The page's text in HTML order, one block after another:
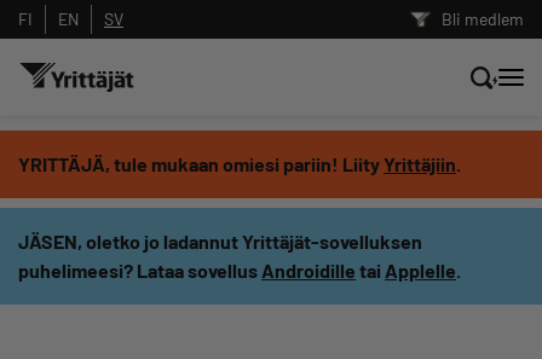
Bli medlem
FI EN SV
YRITTÄJÄ, tule mukaan omiesi pariin! LiityYrittäjiin.
JÄSEN, oletko jo ladannut Yrittäjät-sovelluksen
puhelimeesi? Lataa sovellus Androidille tai Applelle.
Sök nyheter, innehåll och utbildningar